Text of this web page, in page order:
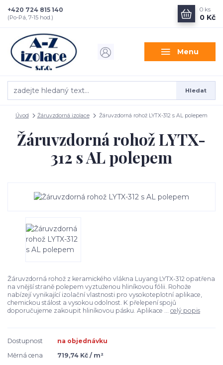
Menu
Hledat
+420 724 815 140
(Po-Pá, 7-15 hod.)
0 ks
0 Kč
Úvod Žáruvzdorná izolace Žáruvzdorná rohož LYTX-312 s AL polepem
Žáruvzdorná rohož LYTX-
312 s AL polepem
Žáruvzdorná rohož z keramického vlákna Luyang LYTX-312 opatřena
na vnější straně polepem vyztuženou hliníkovou fólii. Rohože
nabízejí vynikající izolační vlastnosti pro vysokoteplotní aplikace,
chemickou stálost a vysokou odolnost. K přelepení spojů
doporučujeme zakoupit hliníkovou pásku. Aplikace ... celý popis
Dostupnost
na objednávku
Měrná cena
719,74 Kč / m²